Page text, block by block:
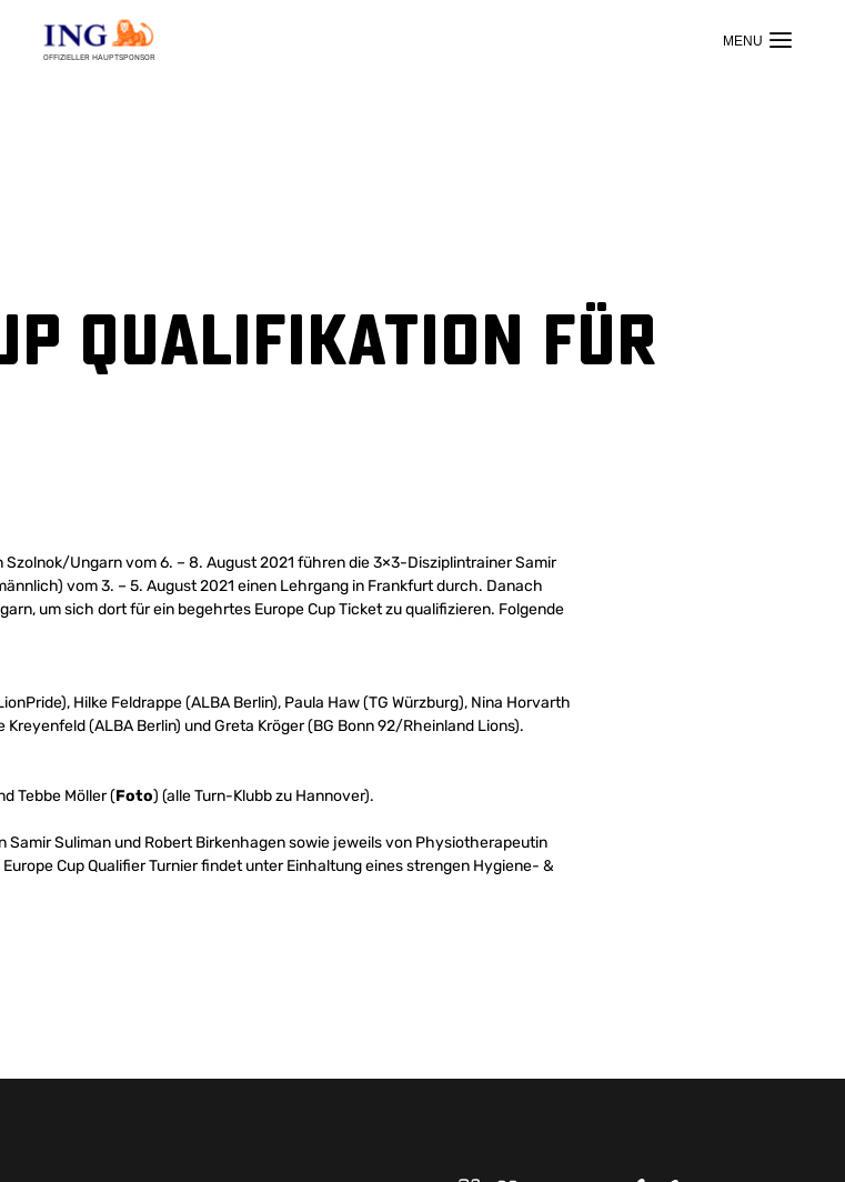
OFFIZIELLER HAUPTSPONSOR
Qualifikation für
Szolnok/Ungarn vom 6. – 8. August 2021 führen die 3×3-Disziplintrainer Samir
vom 3. – 5. August 2021 einen Lehrgang in Frankfurt durch. Danach
um sich dort für ein begehrtes Europe Cup Ticket zu qualifizieren. Folgende
Hilke Feldrappe (ALBA Berlin), Paula Haw (TG Würzburg), Nina Horvarth
(ALBA Berlin) und Greta Kröger (BG Bonn 92/Rheinland Lions).
Tebbe Möller (Foto) (alle Turn-Klubb zu Hannover).
Samir Suliman und Robert Birkenhagen sowie jeweils von Physiotherapeutin
Cup Qualifier Turnier findet unter Einhaltung eines strengen Hygiene- &